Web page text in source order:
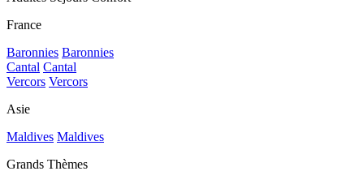
France
Baronnies Baronnies
Cantal Cantal
Vercors Vercors
Asie
Maldives Maldives
Grands Thèmes